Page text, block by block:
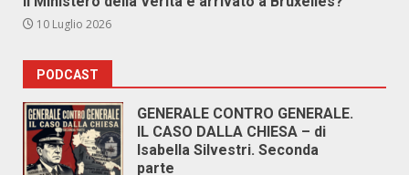
10 Luglio 2026
PODCAST
GENERALE CONTRO GENERALE.
IL CASO DALLA CHIESA – di
Isabella Silvestri. Seconda
parte